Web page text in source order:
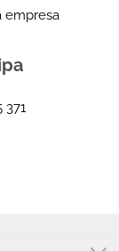
empresa
371